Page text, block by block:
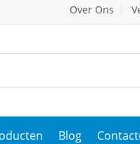
Over Ons
Blog